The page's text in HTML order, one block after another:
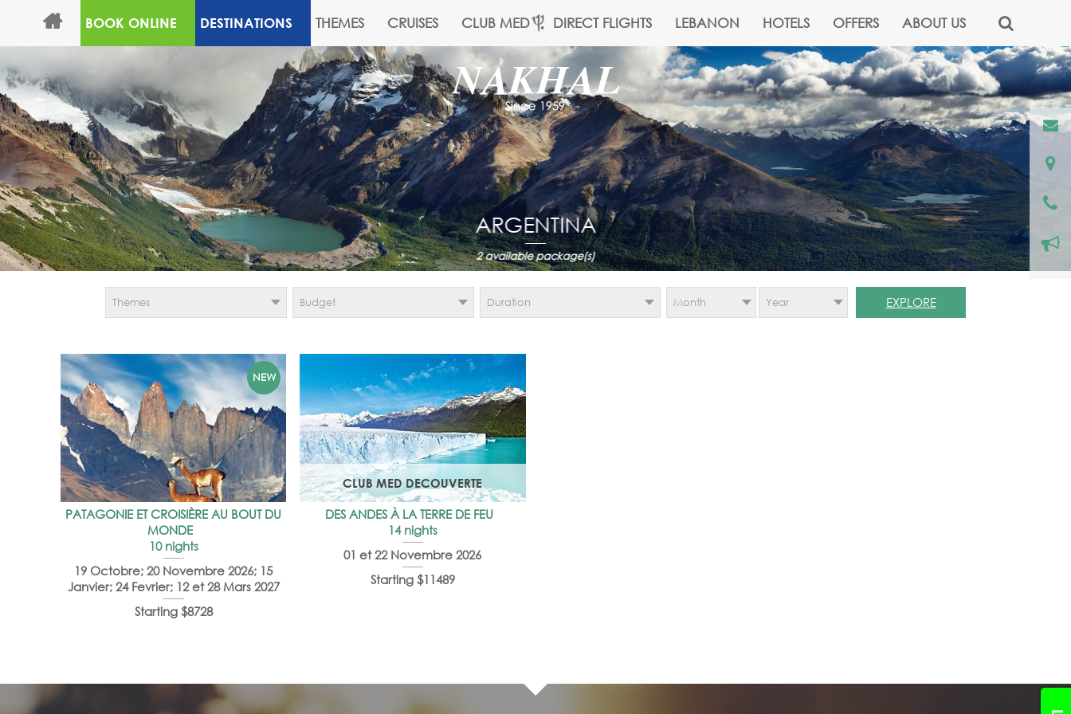
BOOK ONLINE DESTINATIONS THEMES CRUISES CLUB MED DIRECT FLIGHTS LEBANON HOTELS OFFERS ABOUT US
ARGENTINA
2available package(s)
EXPLORE
PATAGONIE ET CROISIÈRE AU BOUT DU
MONDE
10 nights
19 Octobre; 20 Novembre 2026; 15
Janvier; 24 Fevrier; 12 et 28 Mars 2027
Starting $8728
CLUB MED DECOUVERTE
DES ANDES À LA TERRE DE FEU
14 nights
01 et 22 Novembre 2026
Starting $11489